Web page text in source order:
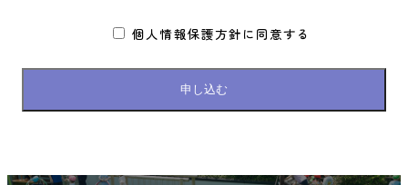
個人情報保護方針に同意する